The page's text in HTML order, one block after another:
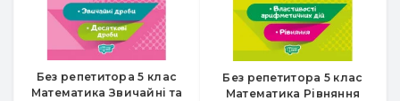
Без репетитора 5 клас
Математика Звичайні та
Без репетитора 5 клас
Математика Рівняння